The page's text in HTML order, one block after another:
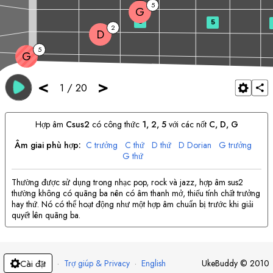
< 1 / 20 >
G 5
D 2
G 5
3 5
Hợp âm Csus2 có công thức 1, 2, 5với các nốt C, D, G
Âm giai phù hợp: C trưởng C thứ D thứ D Dorian G trưởng
G thứ
Thường được sử dụng trong nhạc pop, rock và jazz, hợp âm sus2
thường không có quãng ba nên có âm thanh mở, thiếu tính chất trưởng
hay thứ. Nó có thể hoạt động như một hợp âm chuẩn bị trước khi giải
quyết lên quãng ba.
Cài đặt · Trợ giúp & Privacy · English UkeBuddy © 2010